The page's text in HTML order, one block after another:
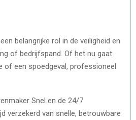
belangrijke rol in de veiligheid en
of bedrijfspand. Of het nu gaat
of een spoedgeval, professioneel
Snel en de 24/7
verzekerd van snelle, betrouwbare